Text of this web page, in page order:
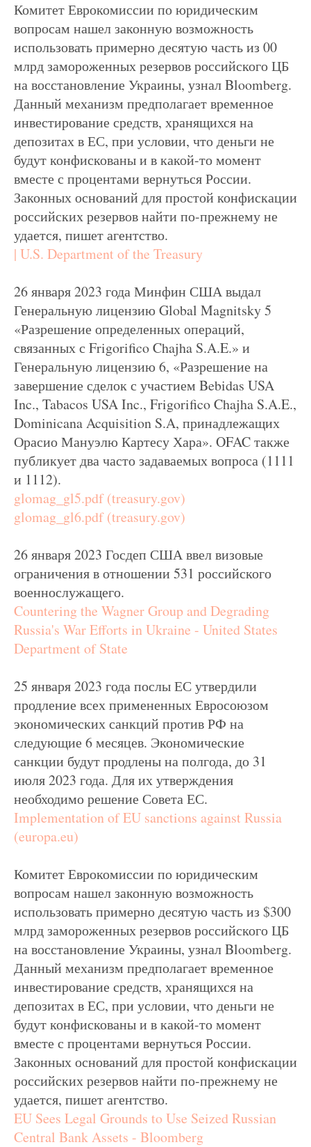
Комитет Еврокомиссии по юридическим
вопросам нашел законную возможность
использовать примерно десятую часть из 00
млрд замороженных резервов российского ЦБ
на восстановление Украины, узнал Bloomberg.
Данный механизм предполагает временное
инвестирование средств, хранящихся на
депозитах в ЕС, при условии, что деньги не
будут конфискованы и в какой-то момент
вместе с процентами вернуться России.
Законных оснований для простой конфискации
российских резервов найти по-прежнему не
удается, пишет агентство.
| U.S. Department of the Treasury
26 января 2023 года Минфин США выдал
Генеральную лицензию Global Magnitsky 5
«Разрешение определенных операций,
связанных с Frigorifico Chajha S.A.E.» и
Генеральную лицензию 6, «Разрешение на
завершение сделок с участием Bebidas USA
Inc., Tabacos USA Inc., Frigorifico Chajha S.A.E.,
Dominicana Acquisition S.A, принадлежащих
Орасио Мануэлю Картесу Хара». OFAC также
публикует два часто задаваемых вопроса (1111
и 1112).
glomag_gl5.pdf (treasury.gov)
glomag_gl6.pdf (treasury.gov)
26 января 2023 Госдеп США ввел визовые
ограничения в отношении 531 российского
военнослужащего.
Countering the Wagner Group and Degrading
Russia's War Efforts in Ukraine - United States
Department of State
25 января 2023 года послы ЕС утвердили
продление всех примененных Евросоюзом
экономических санкций против РФ на
следующие 6 месяцев. Экономические
санкции будут продлены на полгода, до 31
июля 2023 года. Для их утверждения
необходимо решение Совета ЕС.
Implementation of EU sanctions against Russia
(europa.eu)
Комитет Еврокомиссии по юридическим
вопросам нашел законную возможность
использовать примерно десятую часть из $300
млрд замороженных резервов российского ЦБ
на восстановление Украины, узнал Bloomberg.
Данный механизм предполагает временное
инвестирование средств, хранящихся на
депозитах в ЕС, при условии, что деньги не
будут конфискованы и в какой-то момент
вместе с процентами вернуться России.
Законных оснований для простой конфискации
российских резервов найти по-прежнему не
удается, пишет агентство.
EU Sees Legal Grounds to Use Seized Russian
Central Bank Assets - Bloomberg